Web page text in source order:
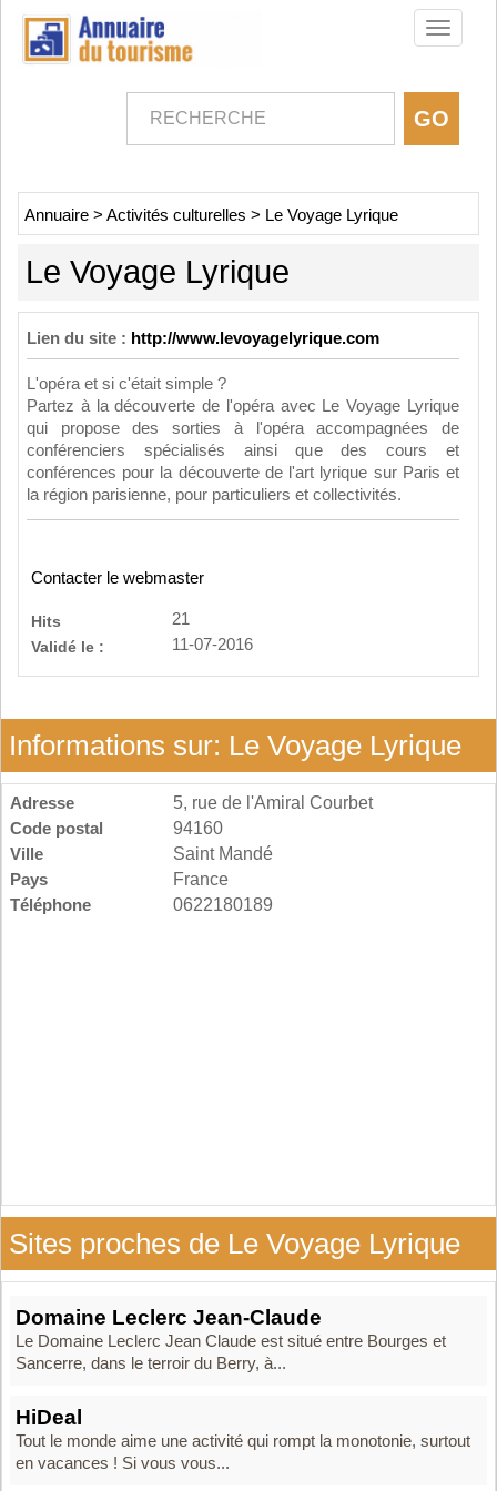
Toggle
Annuaire > Activités culturelles > Le Voyage Lyrique
Le Voyage Lyrique
Lien du site : http://www.levoyagelyrique.com
L'opéra et si c'était simple ?
Partez à la découverte de l'opéra avec Le Voyage Lyrique
qui propose des sorties à l'opéra accompagnées de
conférenciers spécialisés ainsi que des cours et
conférences pour la découverte de l'art lyrique sur Paris et
la région parisienne, pour particuliers et collectivités.
Contacter le webmaster
Hits
21
Validé le :
11-07-2016
Informations sur: Le Voyage Lyrique
Adresse
5, rue de l'Amiral Courbet
Code postal
94160
Ville
Saint Mandé
Pays
France
Téléphone
0622180189
Sites proches de Le Voyage Lyrique
Domaine Leclerc Jean-Claude
Le Domaine Leclerc Jean Claude est situé entre Bourges et
Sancerre, dans le terroir du Berry, à...
HiDeal
Tout le monde aime une activité qui rompt la monotonie, surtout
en vacances ! Si vous vous...